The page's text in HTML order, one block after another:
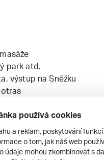
park atd.
výstup na Sněžku
stojatá voda v
300 m od hotelu
používá cookies
a reklam, poskytování
o tom, jak náš web
údaje mohou zkombinovat s